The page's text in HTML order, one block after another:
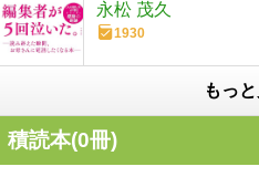
永松 茂久
1930
もっ
積読本(0冊)